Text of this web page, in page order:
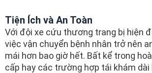
Tiện Ích và An Toàn
Với đội xe cứu thương trang bị hiện
việc vận chuyển bệnh nhân trở nên
mái hơn bao giờ hết. Bất kể trong
cấp hay các trường hợp tái khám dài